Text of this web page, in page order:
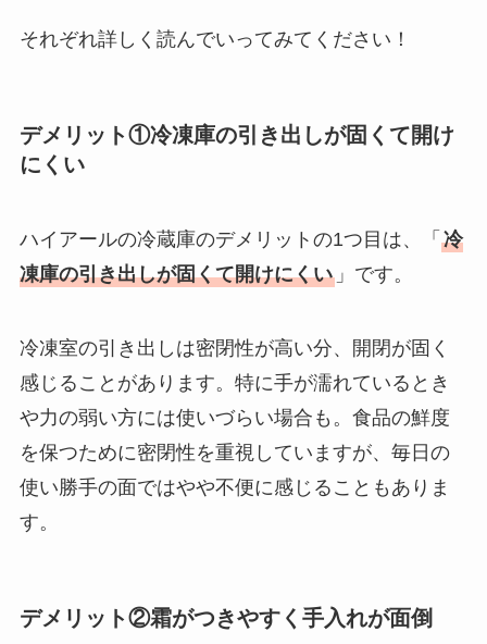
それぞれ詳しく読んでいってみてください！
デメリット①冷凍庫の引き出しが固くて開け
にくい
ハイアールの冷蔵庫のデメリットの1つ目は、「 冷
凍庫の引き出しが固くて開けにくい」です。
冷凍室の引き出しは密閉性が高い分、開閉が固く
感じることがあります。特に手が濡れているとき
や力の弱い方には使いづらい場合も。食品の鮮度
を保つために密閉性を重視していますが、毎日の
使い勝手の面ではやや不便に感じることもありま
す。
デメリット②霜がつきやすく手入れが面倒